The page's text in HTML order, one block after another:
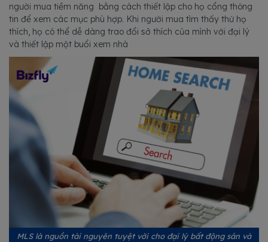
người mua tiềm năng bằng cách thiết lập cho họ cổng thông
tin để xem các mục phù hợp. Khi người mua tìm thấy thứ họ
thích, họ có thể dễ dàng trao đổi sở thích của mình với đại lý
và thiết lập một buổi xem nhà
MLS là nguồn tài nguyên tuyệt vời cho đại lý bất động sản và